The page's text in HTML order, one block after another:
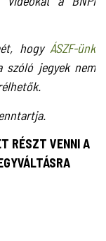
hogy ÁSZF-ünk
szóló jegyek nem
RÉSZT VENNI A